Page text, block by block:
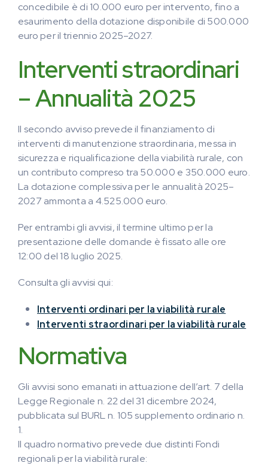
concedibile è di 10.000 euro per intervento, fino a
esaurimento della dotazione disponibile di 500.000
euro per il triennio 2025–2027.
Interventi straordinari
– Annualità 2025
Il secondo avviso prevede il finanziamento di
interventi di manutenzione straordinaria, messa in
sicurezza e riqualificazione della viabilità rurale, con
un contributo compreso tra 50.000 e 350.000 euro.
La dotazione complessiva per le annualità 2025–
2027 ammonta a 4.525.000 euro.
Per entrambi gli avvisi, il termine ultimo per la
presentazione delle domande è fissato alle ore
12:00 del 18 luglio 2025.
Consulta gli avvisi qui:
Interventi ordinari per la viabilità rurale
Interventi straordinari per la viabilità rurale
Normativa
Gli avvisi sono emanati in attuazione dell’art. 7 della
Legge Regionale n. 22 del 31 dicembre 2024,
pubblicata sul BURL n. 105 supplemento ordinario n.
1.
Il quadro normativo prevede due distinti Fondi
regionali per la viabilità rurale: